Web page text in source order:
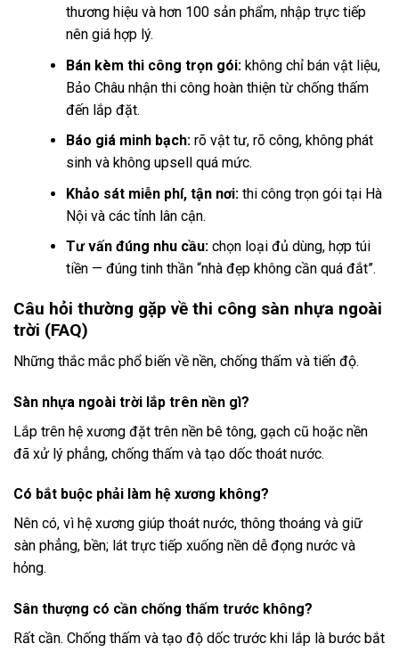
thương hiệu và hơn 100 sản phẩm, nhập trực tiếp
nên giá hợp lý.
Bán kèm thi công trọn gói:không chỉ bán vật liệu,
Bảo Châu nhận thi công hoàn thiện từ chống thấm
đến lắp đặt.
Báo giá minh bạch:rõ vật tư, rõ công, không phát
sinh và không upsell quá mức.
Khảo sát miễn phí, tận nơi:thi công trọn gói tại Hà
Nội và các tỉnh lân cận.
Tư vấn đúng nhu cầu:chọn loại đủ dùng, hợp túi
tiền — đúng tinh thần “nhà đẹp không cần quá đắt”.
Câu hỏi thường gặp về thi công sàn nhựa ngoài
trời (FAQ)
Những thắc mắc phổ biến về nền, chống thấm và tiến độ.
Sàn nhựa ngoài trời lắp trên nền gì?
Lắp trên hệ xương đặt trên nền bê tông, gạch cũ hoặc nền
đã xử lý phẳng, chống thấm và tạo dốc thoát nước.
Có bắt buộc phải làm hệ xương không?
Nên có, vì hệ xương giúp thoát nước, thông thoáng và giữ
sàn phẳng, bền; lát trực tiếp xuống nền dễ đọng nước và
hỏng.
Sân thượng có cần chống thấm trước không?
Rất cần. Chống thấm và tạo độ dốc trước khi lắp là bước bắt